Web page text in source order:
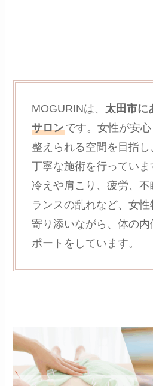
MOGURINは、 太田市に
サロンです。女性が安
整えられる空間を目指
丁寧な施術を行っていま
冷えや肩こり、疲労、
ランスの乱れなど、女
寄り添いながら、体の
ポートをしています。